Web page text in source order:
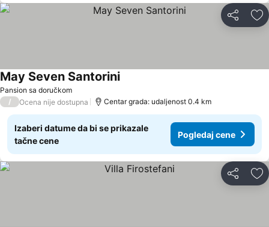
Deli
Pansion sa doručkom
May Seven Santorini
/ Ocena nije dostupna Centar grada: udaljenost 0.4 km
Izaberi datume da bi se prikazale
tačne cene
Pogledaj cene
Deli